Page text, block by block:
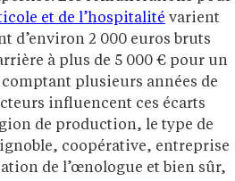
et de l’hospitalité varient
d’environ 2 000 euros bruts
à plus de 5 000 € pour un
plusieurs années de
influencent ces écarts
de production, le type de
coopérative, entreprise
de l’œnologue et bien sûr,